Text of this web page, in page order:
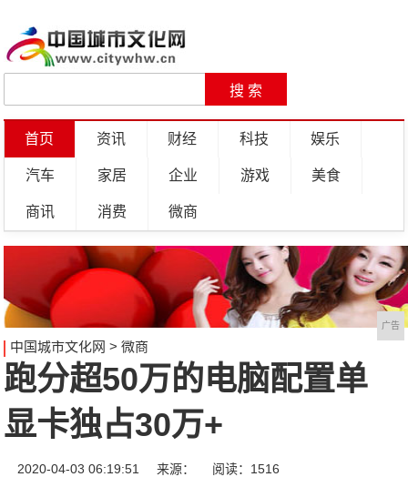
首页 资讯 财经 科技 娱乐
汽车 家居 企业 游戏 美食
商讯 消费 微商
广告
中国城市文化网 > 微商
跑分超50万的电脑配置单
显卡独占30万+
2020-04-03 06:19:51 来源： 阅读：1516